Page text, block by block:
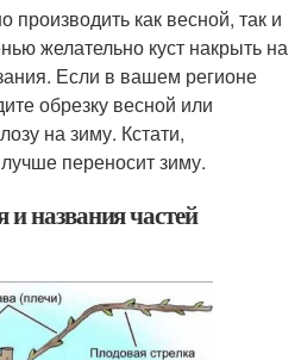
как весной, так и
желательно куст накрыть на
Если в вашем регионе
обрезку весной или
на зиму. Кстати,
переносит зиму.
и названия частей